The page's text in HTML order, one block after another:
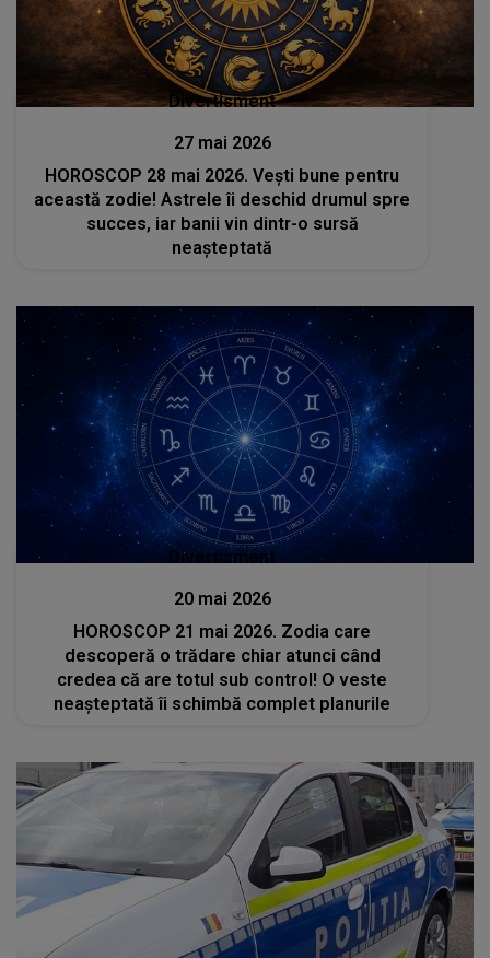
Divertisment
27 mai 2026
HOROSCOP 28 mai 2026. Vești bune pentru
această zodie! Astrele îi deschid drumul spre
succes, iar banii vin dintr-o sursă
neașteptată
Divertisment
20 mai 2026
HOROSCOP 21 mai 2026. Zodia care
descoperă o trădare chiar atunci când
credea că are totul sub control! O veste
neașteptată îi schimbă complet planurile